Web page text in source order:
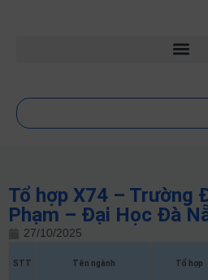
Tổ hợp X74 – Trường
Phạm – Đại Học Đà
27/10/2025
STT Tên ngành Tổ hợp